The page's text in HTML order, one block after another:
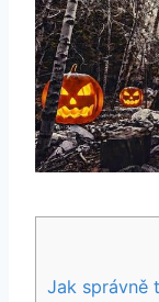
Jak ‍správně